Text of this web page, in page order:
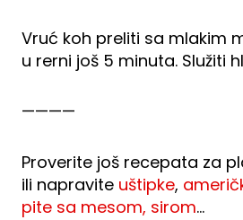
Vruć koh preliti sa mlakim
u rerni još 5 minuta. Služiti
————
Proverite još recepata za
ili napravite uštipke,
pite sa mesom, sirom…